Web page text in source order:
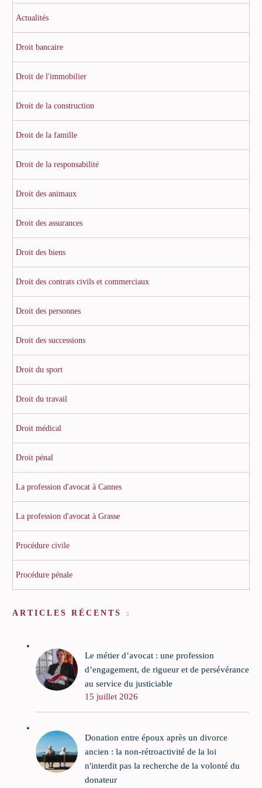
Actualités
Droit bancaire
Droit de l'immobilier
Droit de la construction
Droit de la famille
Droit de la responsabilité
Droit des animaux
Droit des assurances
Droit des biens
Droit des contrats civils et commerciaux
Droit des personnes
Droit des successions
Droit du sport
Droit du travail
Droit médical
Droit pénal
La profession d'avocat à Cannes
La profession d'avocat à Grasse
Procédure civile
Procédure pénale
ARTICLES RÉCENTS
Le métier d’avocat : une profession
d’engagement, de rigueur et de persévérance
au service du justiciable
15 juillet 2026
Donation entre époux après un divorce
ancien : la non-rétroactivité de la loi
n'interdit pas la recherche de la volonté du
donateur